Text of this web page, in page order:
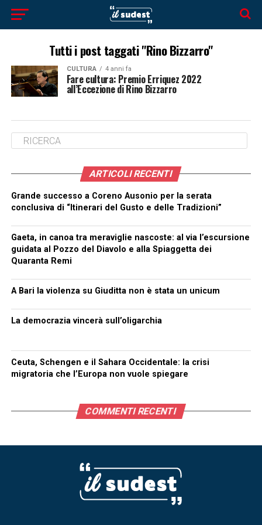
Tutti i post taggati "Rino Bizzarro"
CULTURA 4 anni fa
Fare cultura: Premio Erriquez 2022
all’Eccezione di Rino Bizzarro
ARTICOLI RECENTI
Grande successo a Coreno Ausonio per la serata
conclusiva di “Itinerari del Gusto e delle Tradizioni”
Gaeta, in canoa tra meraviglie nascoste: al via l’escursione
guidata al Pozzo del Diavolo e alla Spiaggetta dei
Quaranta Remi
A Bari la violenza su Giuditta non è stata un unicum
La democrazia vincerà sull’oligarchia
Ceuta, Schengen e il Sahara Occidentale: la crisi
migratoria che l’Europa non vuole spiegare
COMMENTI RECENTI